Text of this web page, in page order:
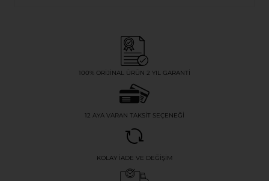
100% ORIJINAL ÜRÜN 2 YIL GARANTI
12 AYA VARAN TAKSIT SEÇENEĞI
KOLAY İADE VE DEĞIŞIM